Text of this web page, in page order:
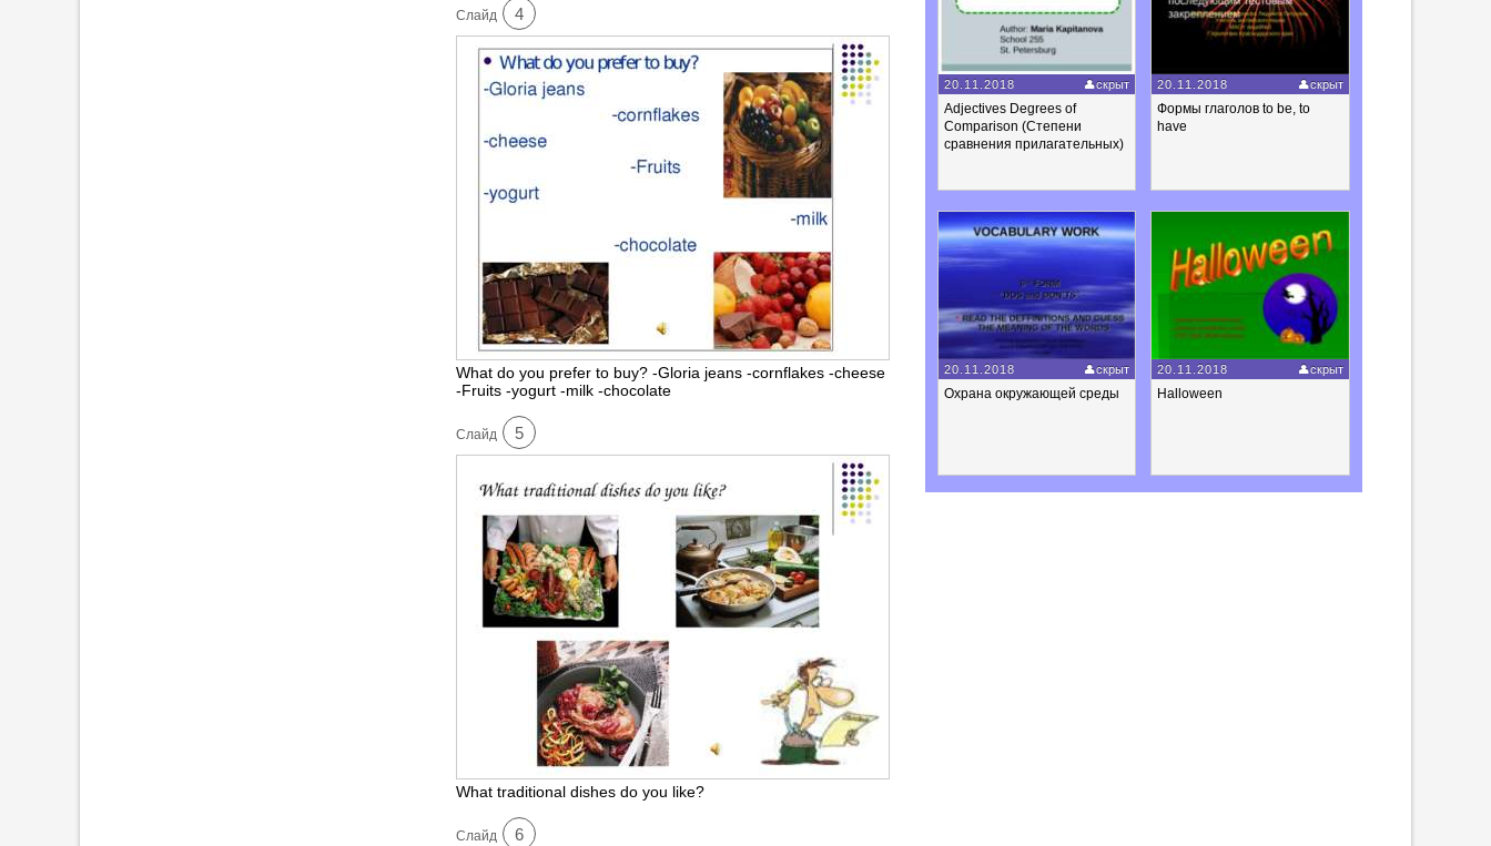
Cлайд 4
What do you prefer to buy? -Gloria jeans -cornflakes -cheese
-Fruits -yogurt -milk -chocolate
Cлайд 5
What traditional dishes do you like?
Cлайд 6
20.11.2018 скрыт
Adjectives Degrees of
Comparison (Степени
сравнения прилагательных)
20.11.2018 скрыт
Формы глаголов to be, to
have
20.11.2018 скрыт
Охрана окружающей среды
20.11.2018 скрыт
Halloween